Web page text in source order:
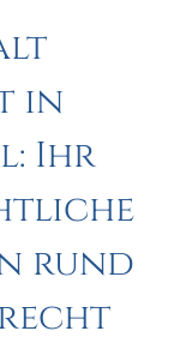
in
Ihr
rund